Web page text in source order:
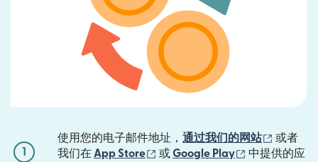
1
使用您的电子邮件地址， 通过我们的网站 （在新
或者
我们在 App Store （在新窗口中打开）
或Google Play （在新窗口中
中提供的应